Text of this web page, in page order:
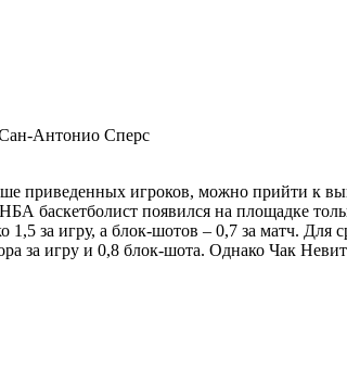
Антонио Сперс
приведенных игроков, можно прийти к
баскетболист появился на площадке
за игру, а блок-шотов – 0,7 за матч.
за игру и 0,8 блок-шота. Однако Чак